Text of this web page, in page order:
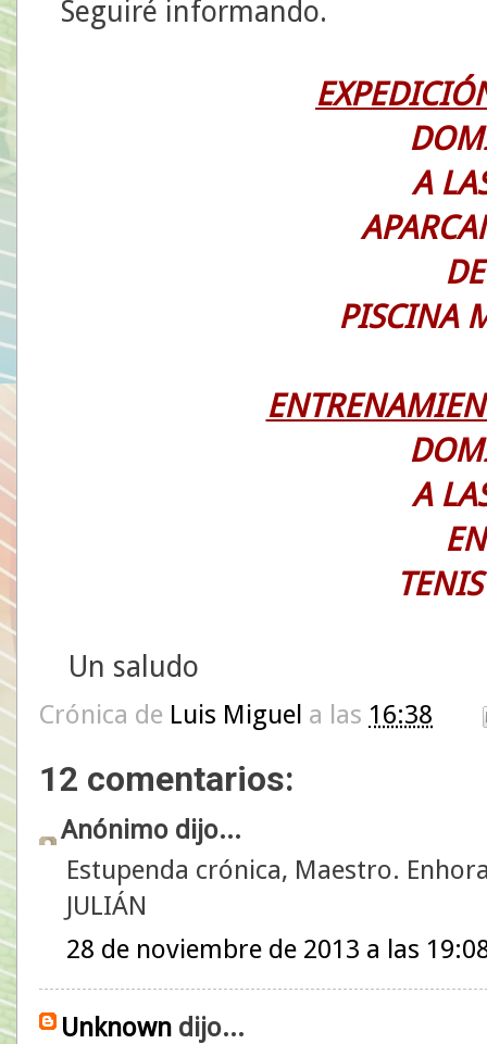
Seguiré informando.
A
PISCINA
A
Un saludo
Crónica de Luis Miguel a las 16:38
12 comentarios:
Anónimo dijo...
Estupenda crónica, Maestro.
JULIÁN
28 de noviembre de 2013 a las
Unknown dijo...